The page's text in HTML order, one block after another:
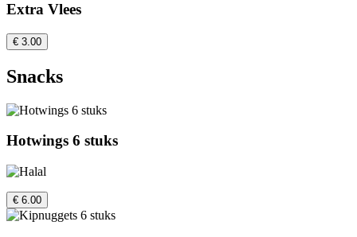
Extra Vlees
€ 3.00
Snacks
Hotwings 6 stuks
€ 6.00